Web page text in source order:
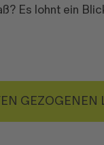
Es lohnt ein
GEZOGENEN